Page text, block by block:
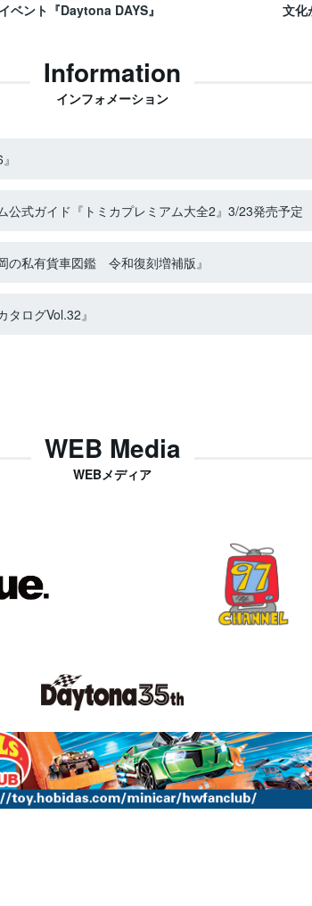
ベント『Daytona DAYS』 文化
Information
インフォメーション
公式ガイド『トミカプレミアム大全2』3/23発売予定
の私有貨車図鑑 令和復刻増補版』
タログVol.32』
WEB Media
WEBメディア